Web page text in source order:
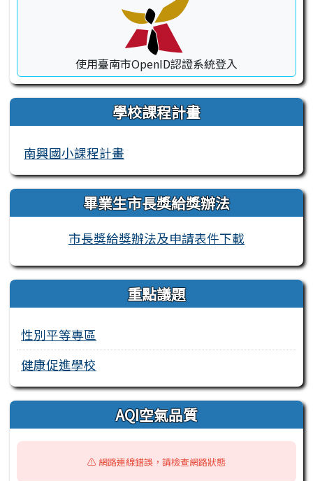
使用臺南市OpenID認證系統登入
學校課程計畫
南興國小課程計畫
畢業生市長獎給獎辦法
市長獎給獎辦法及申請表件下載
重點議題
性別平等專區
健康促進學校
AQI空氣品質
⚠️ 網路連線錯誤，請檢查網路狀態